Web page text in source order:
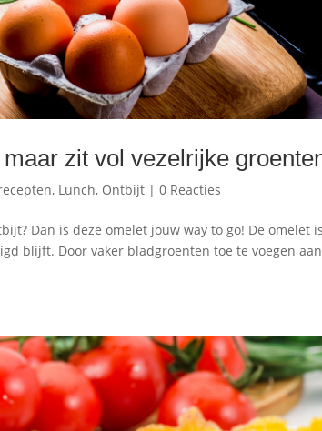
zit vol vezelrijke
, Lunch, Ontbijt |0 Reacties
Dan is deze omelet jouw way to go! De omelet
blijft. Door vaker bladgroenten toe te voegen